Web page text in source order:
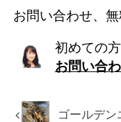
お問い合わせ、
初めての
お問い合
ゴールデン